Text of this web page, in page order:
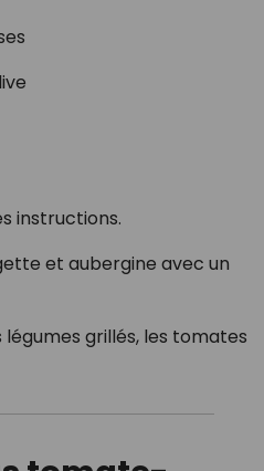
instructions.
et aubergine avec un
légumes grillés, les tomates